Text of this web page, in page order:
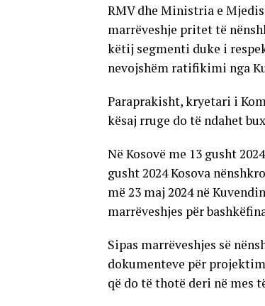
RMV dhe Ministria e
marrëveshje pritet të
këtij segmenti duke i
nevojshëm ratifikimi nga
Paraprakisht, kryetari i
kësaj rruge do të ndahet
Në Kosovë me 13 gusht
gusht 2024 Kosova
më 23 maj 2024 në
marrëveshjes për
Sipas marrëveshjes së
dokumenteve për
që do të thotë deri në mes